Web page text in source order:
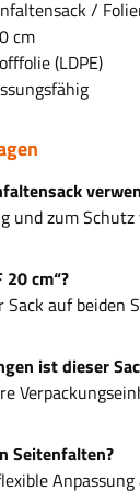
/
cm
(LDPE)
und zum
cm“?
Sack auf
ist dieser
Seitenfalten?